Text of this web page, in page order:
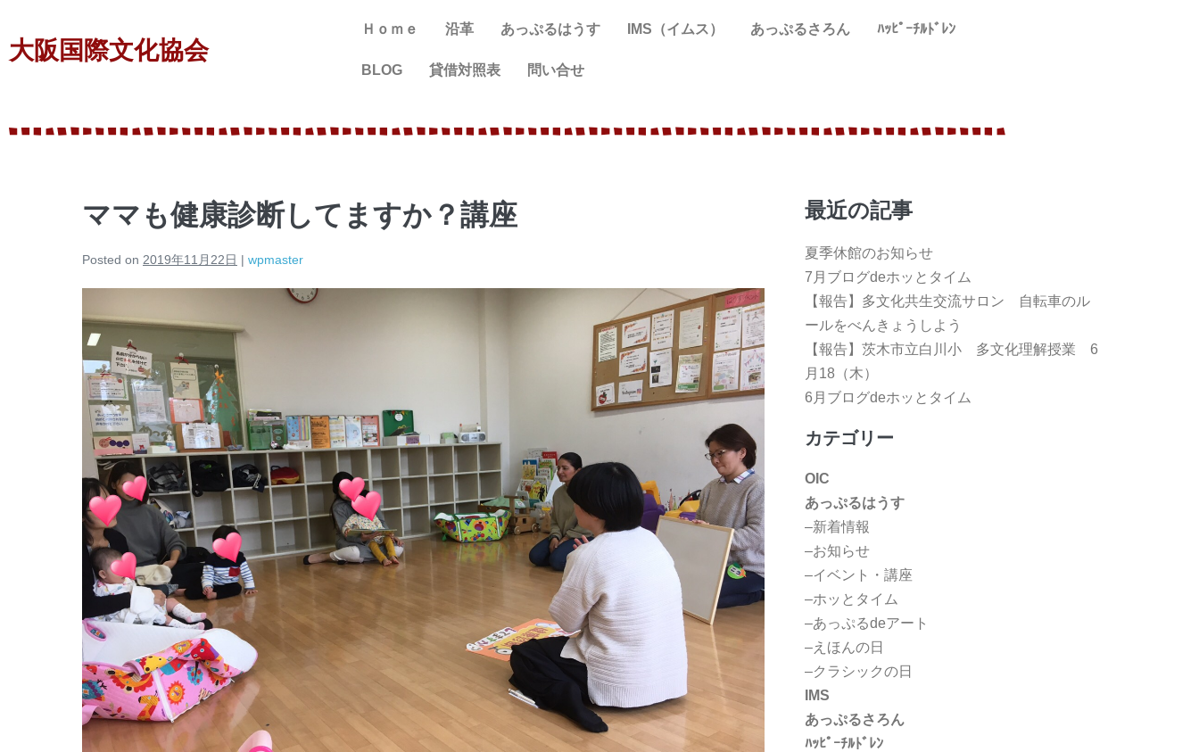
大阪国際文化協会
Ｈｏｍｅ 沿革 あっぷるはうす IMS（イムス） あっぷるさろん ﾊｯﾋﾟｰﾁﾙﾄﾞﾚﾝ
BLOG 貸借対照表 問い合せ
ママも健康診断してますか？講座
Posted on 2019年11月22日 | wpmaster
最近の記事
夏季休館のお知らせ
7月ブログdeホッとタイム
【報告】多文化共生交流サロン 自転車のル
ールをべんきょうしよう
【報告】茨木市立白川小 多文化理解授業 6
月18（木）
6月ブログdeホッとタイム
カテゴリー
OIC
あっぷるはうす
–新着情報
–お知らせ
–イベント・講座
–ホッとタイム
–あっぷるdeアート
–えほんの日
–クラシックの日
IMS
あっぷるさろん
ﾊｯﾋﾟｰﾁﾙﾄﾞﾚﾝ